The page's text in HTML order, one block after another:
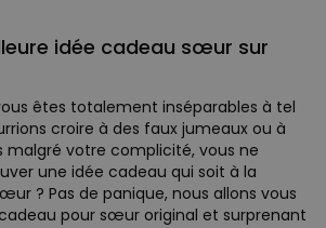
idée cadeau sœur sur
êtes totalement inséparables à tel
croire à des faux jumeaux ou à
malgré votre complicité, vous ne
une idée cadeau qui soit à la
? Pas de panique, nous allons vous
pour sœur original et surprenant